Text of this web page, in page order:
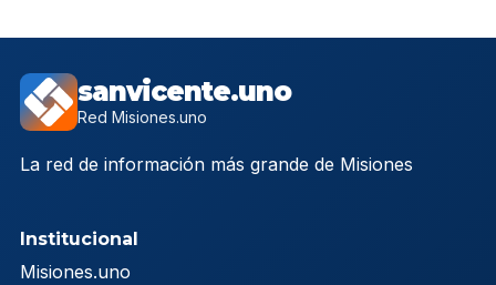
sanvicente.uno
Red Misiones.uno
La red de información más grande de Misiones
Institucional
Misiones.uno